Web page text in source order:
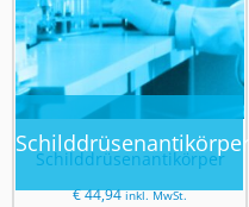
Schilddrüsenantikörper
Schilddrüsenantikörper
€44,94 inkl. MwSt.